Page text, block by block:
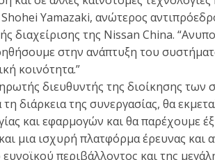
Yamazaki, ανώτερος
διαχείρισης της Nissan China.
στην ανάπτυξη του
κοινότητα.”
διευθυντής της διοίκησης
διάρκεια της συνεργασίας, θα
και εφαρμογών και θα παρέχουμε
μια ισχυρή πλατφόρμα έρευνας και
περιβάλλοντος και της